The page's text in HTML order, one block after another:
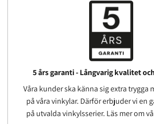
5 års garanti - Långvarig kvalitet
Våra kunder ska känna sig extra trygga
på våra vinkylar. Därför erbjuder vi en
på utvalda vinkylsserier. Läs mer om